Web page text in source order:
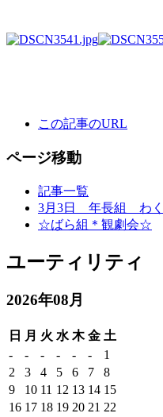
とってもす
この記事のURL
ページ移動
記事一覧
3月3日 年長組 わく
☆ばら組＊観劇会☆
ユーティリティ
2026年08月
日 月 火 水 木 金 土
-
- - - - -
1
2
3 4 5 6 7
8
9
10 11 12 13 14 15
16 17 18 19 20 21 22